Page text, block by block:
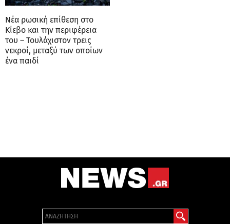
Nέα ρωσική επίθεση στο
Κίεβο και την περιφέρεια
του – Τουλάχιστον τρεις
νεκροί, μεταξύ των οποίων
ένα παιδί